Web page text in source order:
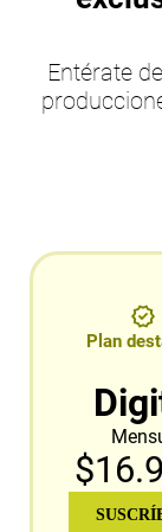
Entérate
Plan